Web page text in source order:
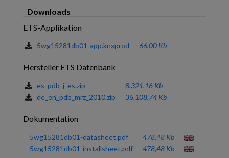
Downloads
ETS-Applikation
5wg15281db01-app.knxprod 66,00 Kb
Hersteller ETS Datenbank
es_pdb_j_es.zip
8.321,16 Kb
de_en_pdb_mrz_2010.zip
36.108,74 Kb
Dokumentation
5wg15281db01-datasheet.pdf
478,48 Kb
5wg15281db01-installsheet.pdf
478,48 Kb